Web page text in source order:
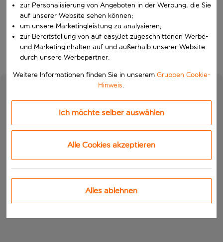
Suchen
zur Personalisierung von Angeboten in der Werbung, die Sie
auf unserer Website sehen können;
um unsere Marketingleistung zu analysieren;
zur Bereitstellung von auf easyJet zugeschnittenen Werbe-
und Marketinginhalten auf und außerhalb unserer Website
durch unsere Werbepartner.
Weitere Informationen finden Sie in unserem Gruppen Cookie-
Hinweis.
Ich möchte selber auswählen
Alle Cookies akzeptieren
Alles ablehnen